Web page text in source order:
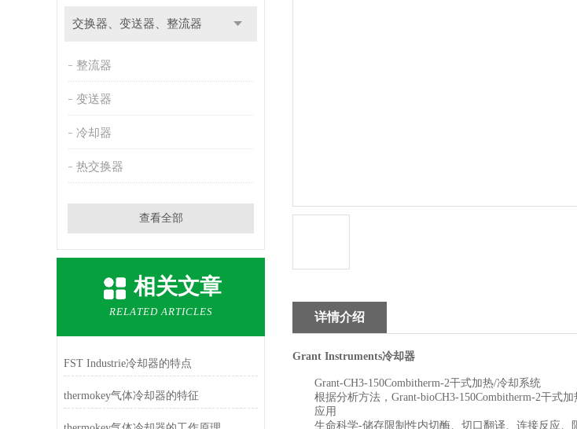
交换器、变送器、整流器
整流器
变送器
冷却器
热交换器
查看全部
相关文章
RELATED ARTICLES
FST Industrie冷却器的特点
thermokey气体冷却器的特征
详情介绍
Grant Instruments冷却器
Grant-CH3-150Combitherm-2干式加热/冷却系统
根据分析方法，Grant-bioCH3-150Combitherm-2干式加
应用
生命科学-储存限制性内切酶、切口翻译、连接反应、